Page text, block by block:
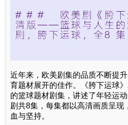
近年来，欧美剧集的品质不断提
育题材展开的佳作。《胯下运球
的篮球题材剧集，讲述了年轻运
剧共8集，每集都以高清画质呈现
血与坚持。